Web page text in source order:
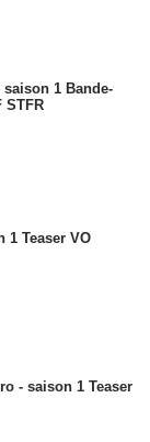
1 Bande-
STFR
1 Teaser VO
- saison 1 Teaser